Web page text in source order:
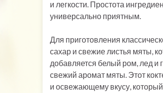
и легкости. Простота
универсально приятным.
Для приготовления
сахар и свежие листья мяты,
добавляется белый ром, лед и
свежий аромат мяты. Этот
и освежающему вкусу,